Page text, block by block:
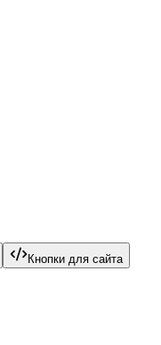
Кнопки для сайта